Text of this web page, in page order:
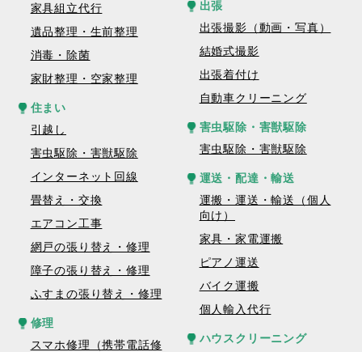
家具組立代行
遺品整理・生前整理
消毒・除菌
家財整理・空家整理
住まい
引越し
害虫駆除・害獣駆除
インターネット回線
畳替え・交換
エアコン工事
網戸の張り替え・修理
障子の張り替え・修理
ふすまの張り替え・修理
修理
スマホ修理（携帯電話修
出張
出張撮影（動画・写真）
結婚式撮影
出張着付け
自動車クリーニング
害虫駆除・害獣駆除
害虫駆除・害獣駆除
運送・配達・輸送
運搬・運送・輸送（個人
向け）
家具・家電運搬
ピアノ運送
バイク運搬
個人輸入代行
ハウスクリーニング